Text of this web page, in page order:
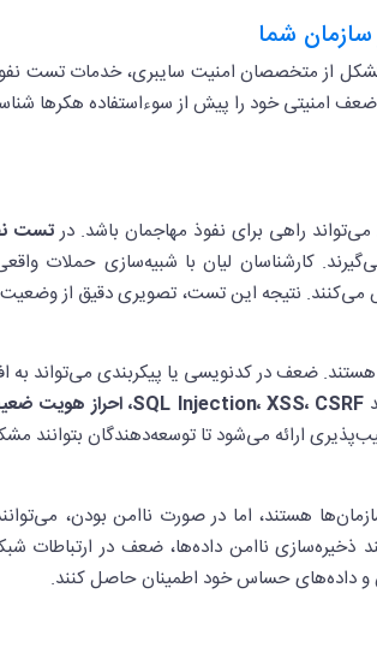
شما
از متخصصان امنیت سایبری، خدمات تست
امنیتی خود را پیش از سوءاستفاده هکرها
راهی برای نفوذ مهاجمان باشد. درتست
کارشناسان لیان با شبیه‌سازی حملات
نتیجه این تست، تصویری دقیق از
هستند. ضعف در کدنویسی یا پیکربندی
SQL Injection، XSS، CSRF، احراز هویت ضعیف، نشت اطلاعات و آسیب‌پذیری‌های منطقی
ارائه می‌شود تا توسعه‌دهندگان بتوانند
هستند، اما در صورت ناامن بودن،
و داده‌های حساس خود اطمینان حاصل کنند.